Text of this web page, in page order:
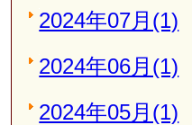
2024年07月(1)
2024年06月(1)
2024年05月(1)